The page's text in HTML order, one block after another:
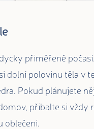
přiměřeně
dolní polovinu těla v
Pokud plánujete
přibalte si vždy
oblečení.